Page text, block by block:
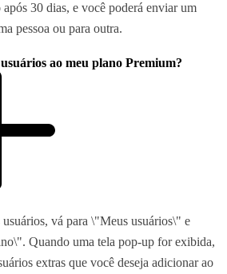
após 30 dias, e você poderá enviar um
pessoa ou para outra.
ao meu plano Premium?
vá para \"Meus usuários\" e
Quando uma tela pop-up for exibida,
extras que você deseja adicionar ao